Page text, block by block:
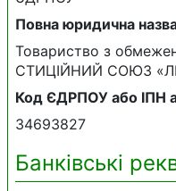
Повна юридична назва
Товариство з
СТИЦІЙНИЙ СОЮЗ
Код ЄДРПОУ або ІПН
34693827
Банківські